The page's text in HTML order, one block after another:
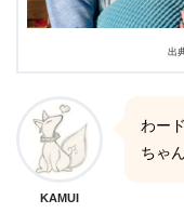
出
KAMUI
わー
ちゃ